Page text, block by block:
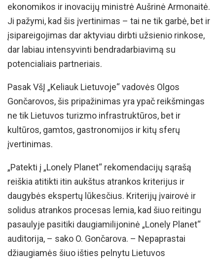
ekonomikos ir inovacijų ministrė Aušrinė Armonaitė.
Ji pažymi, kad šis įvertinimas – tai ne tik garbė, bet ir
įsipareigojimas dar aktyviau dirbti užsienio rinkose,
dar labiau intensyvinti bendradarbiavimą su
potencialiais partneriais.
Pasak VšĮ „Keliauk Lietuvoje“ vadovės Olgos
Gončarovos, šis pripažinimas yra ypač reikšmingas
ne tik Lietuvos turizmo infrastruktūros, bet ir
kultūros, gamtos, gastronomijos ir kitų sferų
įvertinimas.
„Patekti į „Lonely Planet“ rekomendacijų sąrašą
reiškia atitikti itin aukštus atrankos kriterijus ir
daugybės ekspertų lūkesčius. Kriterijų įvairovė ir
solidus atrankos procesas lemia, kad šiuo reitingu
pasaulyje pasitiki daugiamilijoninė „Lonely Planet“
auditorija, – sako O. Gončarova. – Nepaprastai
džiaugiamės šiuo išties pelnytu Lietuvos